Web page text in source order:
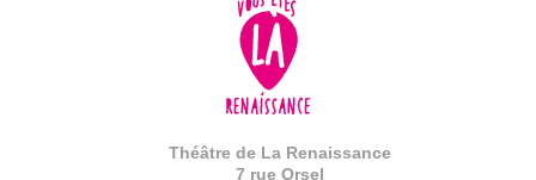
Théâtre de La Renaissance
7 rue Orsel